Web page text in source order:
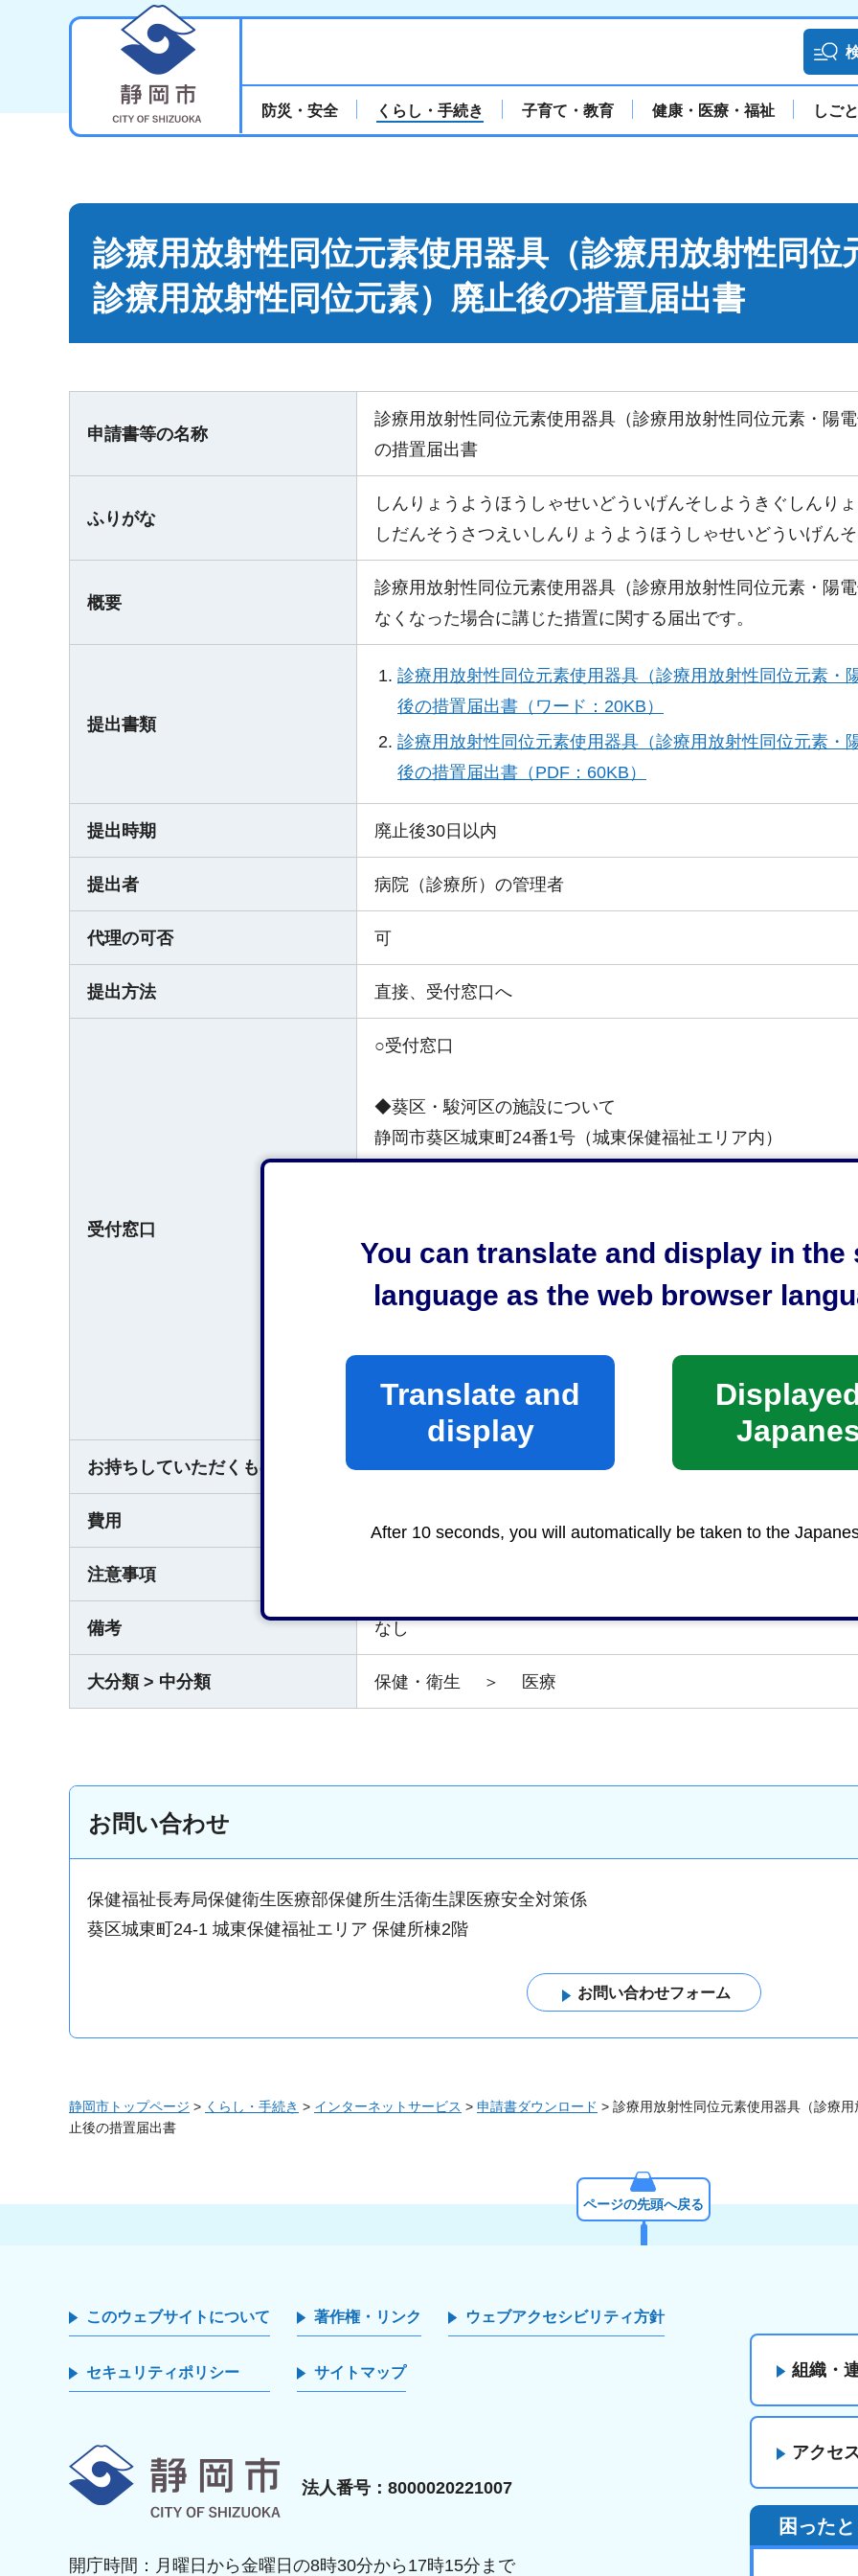
You can translate and display in the
language as the web browser
Translate and
display
After 10 seconds, you will automatically be taken to the
防災・安全 くらし・手続き 子育て・教育 健康・医療・福祉 しご
診療用放射性同位元素使用器具（診療用放射性同位
診療用放射性同位元素）廃止後の措置届出書
申請書等の名称
診療用放射性同位元素使用器具（診療用放射性同位元素・陽
の措置届出書
ふりがな
しんりょうようほうしゃせいどういげんそしようきぐしんり
しだんそうさつえいしんりょうようほうしゃせいどういげん
概要
診療用放射性同位元素使用器具（診療用放射性同位元素・陽
なくなった場合に講じた措置に関する届出です。
提出書類
診療用放射性同位元素使用器具（診療用放射性同位元素・
後の措置届出書（ワード：20KB）
診療用放射性同位元素使用器具（診療用放射性同位元素・
後の措置届出書（PDF：60KB）
提出時期 廃止後30日以内
提出者 病院（診療所）の管理者
代理の可否 可
提出方法 直接、受付窓口へ
受付窓口
○受付窓口
◆葵区・駿河区の施設について
静岡市葵区城東町24番1号（城東保健福祉エリア内）
静岡市保健所生活衛生課医療安全対策係
静岡市清水区旭町6番8号（静岡市役所清水庁舎3階）
静岡市保健所清水支所生活食品衛生係
○受付時間
お持ちしていただくもの なし
費用 なし
注意事項
備考 なし
大分類 > 中分類 保健・衛生 ＞ 医療
お問い合わせ
保健福祉長寿局保健衛生医療部保健所生活衛生課医療安全対策係
葵区城東町24-1 城東保健福祉エリア 保健所棟2階
静岡市トップページ > くらし・手続き > インターネットサービス > 申請書ダウンロード > 診療用放射性同位元素使用器具（診療
止後の措置届出書
ページの先頭へ戻る
このウェブサイトについて 著作権・リンク ウェブアクセシビリティ方針
セキュリティポリシー サイトマップ
法人番号：8000020221007
開庁時間：月曜日から金曜日の8時30分から17時15分まで
組織・
アクセ
困った